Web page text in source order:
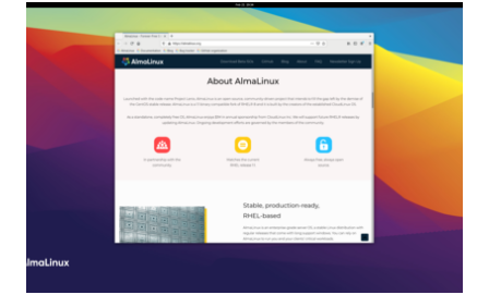
nulos; Corrigida uma possível falha após o carregamento.
Mais informações no link: https://filezilla-project.org/
Para instalar no Ubuntu, Linux Mint, Elementary OS e
derivados, execute: $ sudo add-apt-repository
ppa:alexlarsson/flatpak $ sudo apt-get update $ sudo apt-
https://flathub.org/repo/appstream/org.filezillaproject.
Filezilla.flatpakref